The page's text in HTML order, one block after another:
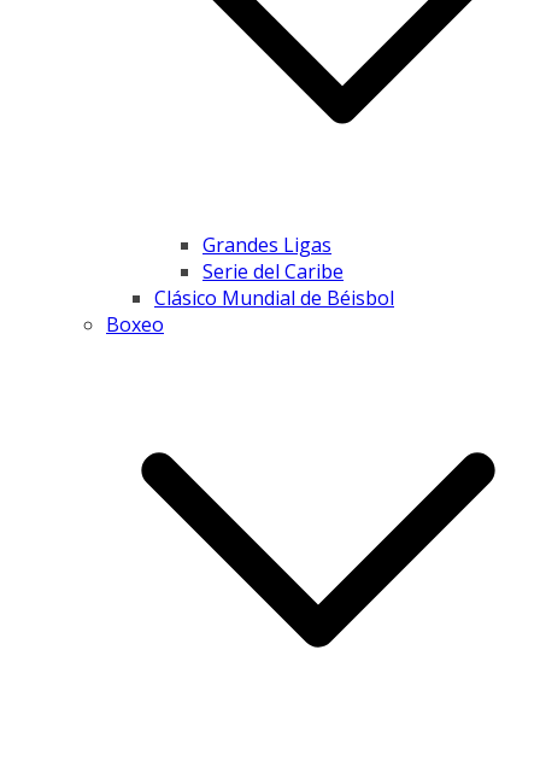
Grandes Ligas
Serie del Caribe
Clásico Mundial de Béisbol
Boxeo